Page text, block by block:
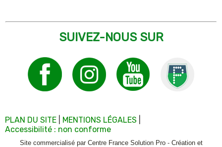
SUIVEZ-NOUS SUR
PLAN DU SITE
MENTIONS LÉGALES
Accessibilité : non conforme
Site commercialisé par Centre France Solution Pro- Création et